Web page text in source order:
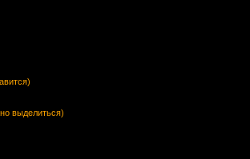
выделиться)